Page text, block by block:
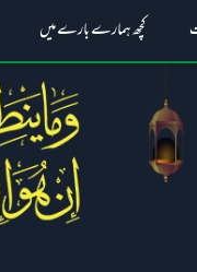
کچھ ہمارے بارے میں